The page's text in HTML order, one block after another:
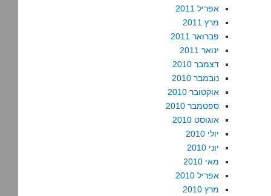
אפריל 2011
מרץ 2011
פברואר 2011
ינואר 2011
דצמבר 2010
נובמבר 2010
אוקטובר 2010
ספטמבר 2010
אוגוסט 2010
יולי 2010
יוני 2010
מאי 2010
אפריל 2010
מרץ 2010